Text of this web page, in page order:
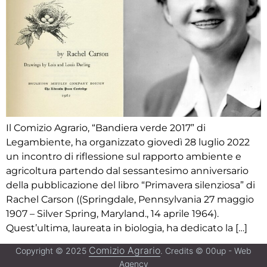
Il Comizio Agrario, “Bandiera verde 2017” di
Legambiente, ha organizzato giovedì 28 luglio 2022
un incontro di riflessione sul rapporto ambiente e
agricoltura partendo dal sessantesimo anniversario
della pubblicazione del libro “Primavera silenziosa” di
Rachel Carson ((Springdale, Pennsylvania 27 maggio
1907 – Silver Spring, Maryland., 14 aprile 1964).
Quest’ultima, laureata in biologia, ha dedicato la […]
Copyright © 2025 Comizio Agrario. Credits © 00up - Web
Agency